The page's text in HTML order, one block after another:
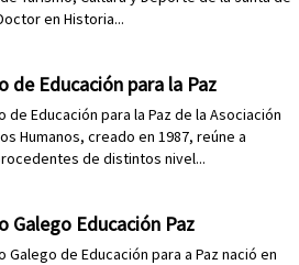
en Historia...
de Educación para la Paz
de Educación para la Paz de la Asociación
Humanos, creado en 1987, reúne a
de distintos nivel...
Galego Educación Paz
Galego de Educación para a Paz nació en